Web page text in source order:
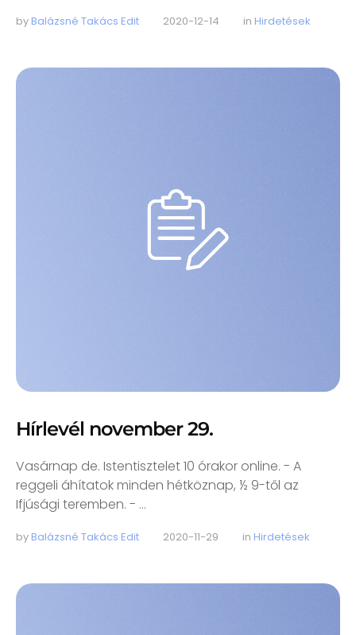
by Balázsné Takács Edit 2020-12-14 in Hirdetések
Hírlevél november 29.
Vasárnap de. Istentisztelet 10 órakor online. - A
reggeli áhítatok minden hétköznap, ½ 9-től az
Ifjúsági teremben. - …
by Balázsné Takács Edit 2020-11-29 in Hirdetések